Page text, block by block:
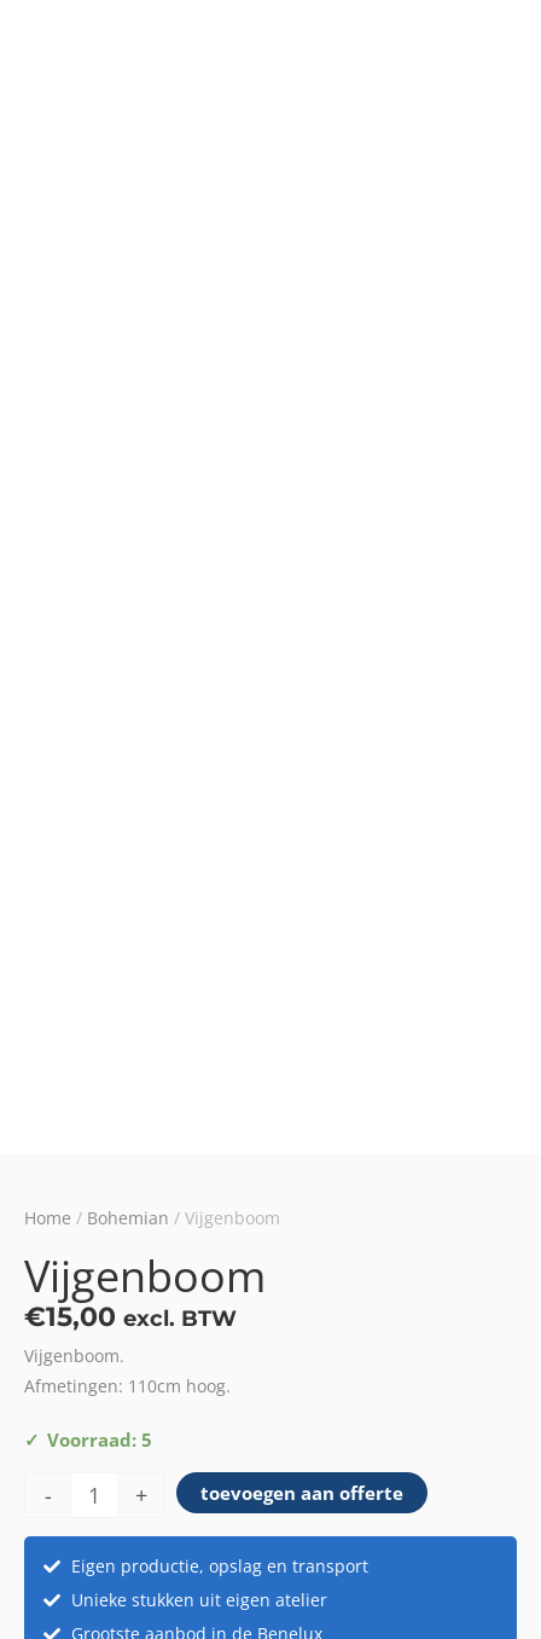
Home / Bohemian / Vijgenboom
Vijgenboom
€15,00 excl. BTW
Vijgenboom.
Afmetingen: 110cm hoog.
Voorraad: 5
-
Vijgenboom
+ toevoegen aan offerte
Eigen productie, opslag en transport
Unieke stukken uit eigen atelier
Grootste aanbod in de Benelux